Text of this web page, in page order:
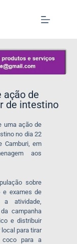
ação de
de intestino
uma ação de
no dia 22
Camburi, em
aos
sobre
e exames de
a atividade,
campanha
e distribuir
para tirar
coco para a